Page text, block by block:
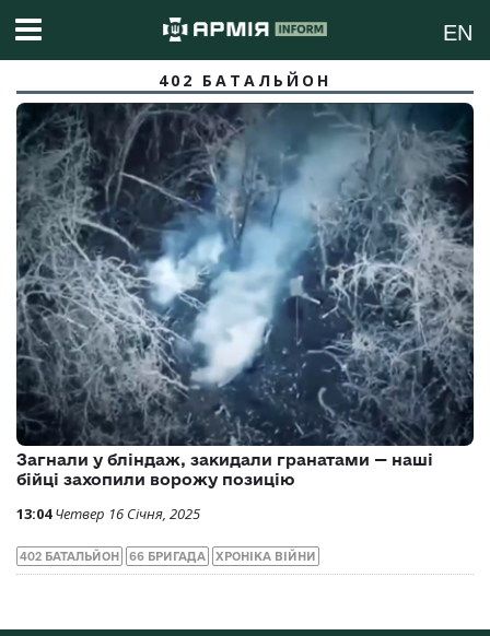
EN
402 БАТАЛЬЙОН
Загнали у бліндаж, закидали гранатами — наші
бійці захопили ворожу позицію
13:04 Четвер 16 Січня, 2025
402 БАТАЛЬЙОН 66 БРИГАДА ХРОНІКА ВІЙНИ